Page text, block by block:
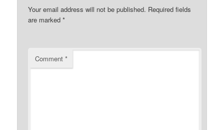
Your email address will not be published. Required fields
are marked*
Comment*